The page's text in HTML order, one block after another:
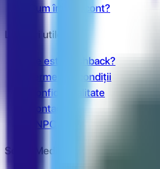
Cum îmi fac cont?
Link-uri utile
Ce este cashback?
Termeni și condiții
Confidențialitate
Contact
ANPC
Social Media